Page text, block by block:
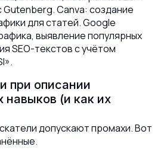
Gutenberg. Canva: создание
для статей. Google
выявление популярных
SEO-текстов с учётом
при описании
(и как их
допускают промахи. Вот